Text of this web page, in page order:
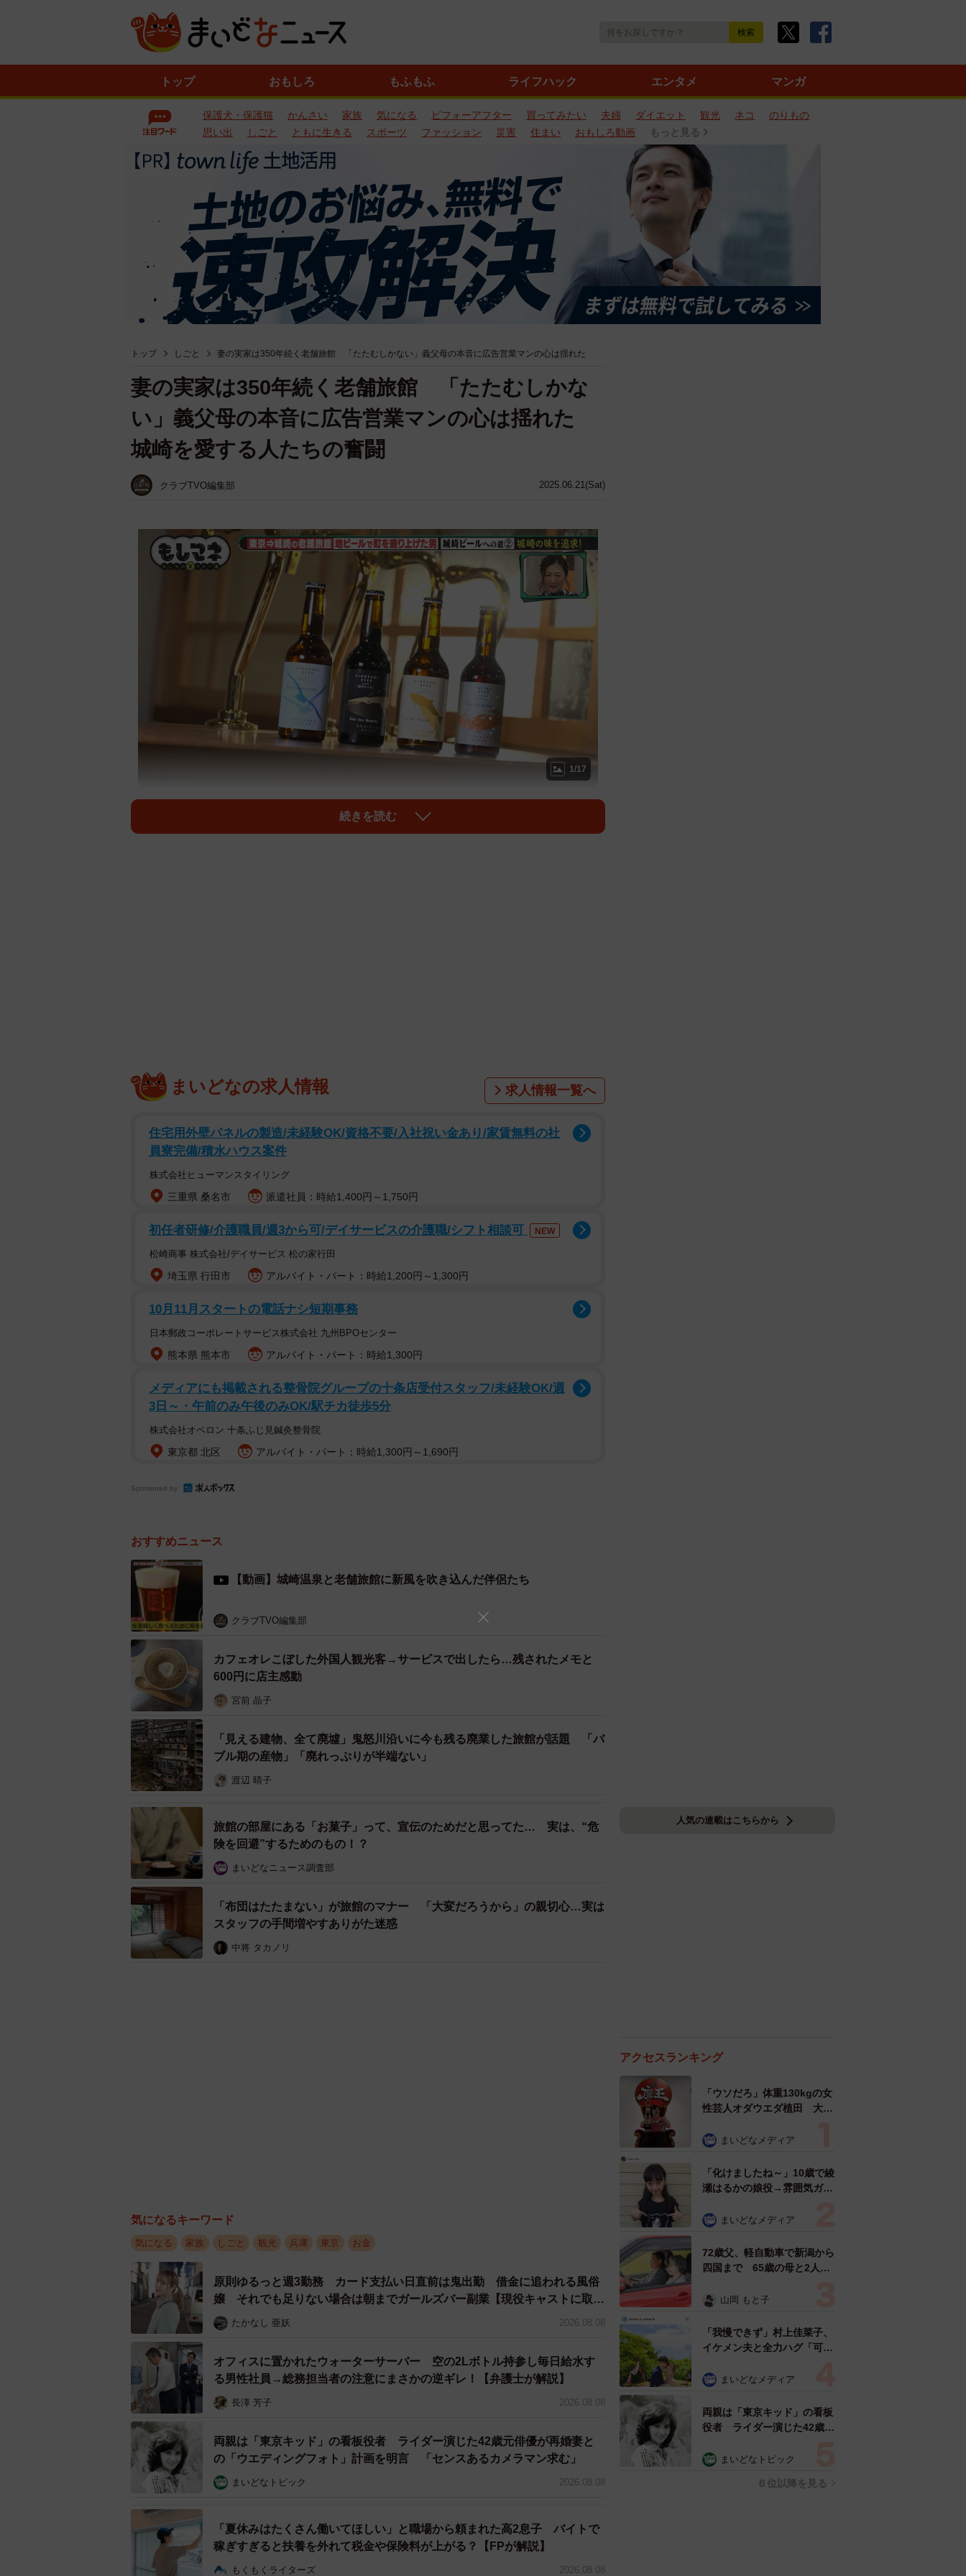
トップ おもしろ もふもふ ライフハック エンタメ マンガ
保護犬・保護猫 かんさい 家族 気になる ビフォーアフター 買ってみたい 夫婦 ダイエット 観光 ネコ
のりもの
思い出
しごと ともに生きる スポーツ ファッション 災害 住まい おもしろ動画 もっと見る
トップ しごと 妻の実家は350年続く老舗旅館 「たたむしかない」義父母の本音に広告営業マンの心は揺れた
2025.06.21(Sat)
妻の実家は350年続く老舗旅館 「たたむしかな
い」義父母の本音に広告営業マンの心は揺れた
城崎を愛する人たちの奮闘
クラブTVO編集部
1/17
風味豊かな4種類の地ビール ©テレビ大阪
国内外から人気の高い関西の温泉地「城崎温泉」。そんな城崎温泉の賑わいの背景には、地
【ドラマ】城崎温泉♨老舗旅館に新風を吹き込んだ伴侶達！絶品カニに合う「地○○」物語【もしマネ】©テレビ
広告営業マンから350年続く老舗旅館の社長へ
話を伺ったのは「山本屋」社長で高宮浩之さんと女将の美奈さん。
3/17
卒業後、浩之さんは東京で広告会社の営業マンとして勤務©テレビ大阪
二人は学生時代に知り合い、卒業後、浩之さんは東京で広告会社の営業マンとして働いてい
ました。一方、「山本屋」の3姉妹の長女だった美奈さんは、京都の旅館に就職。その後結
婚します。
美奈さんの実家「山本屋」は、江戸時代に創業し、350年以上続く老舗旅館。目の前には
「城崎温泉」のシンボルである柳並木があり、外湯めぐりもしやすい好立地にあります。
そんなある日、「山本屋」に帰省した際に、「継いでくれる人がいないからたたむしかな
い」という妻の両親の本音を知った浩之さん。「300年も続くこの旅館をたたんでしまって
いいのか」と悩んだ末に旅館を継ぐことを決意、1993年に城崎へ移住します。
ピンチを乗り越え、愛され続ける「城崎ビール」。誕生のきっかけは法律改
正！
続きを読む
まいどなの求人情報 求人情報一覧へ
住宅用外壁パネルの製造/未経験OK/資格不要/入社祝い金あり/家賃無料の社
員寮完備/積水ハウス案件
株式会社ヒューマンスタイリング
三重県 桑名市 派遣社員：時給1,400円～1,750円
初任者研修/介護職員/週3から可/デイサービスの介護職/シフト相談可 NEW
松崎商事 株式会社/デイサービス 松の家行田
埼玉県 行田市 アルバイト・パート：時給1,200円～1,300円
10月11月スタートの電話ナシ短期事務
日本郵政コーポレートサービス株式会社 九州BPOセンター
熊本県 熊本市 アルバイト・パート：時給1,300円
メディアにも掲載される整骨院グループの十条店受付スタッフ/未経験OK/週
3日～・午前のみ午後のみOK/駅チカ徒歩5分
株式会社オベロン 十条ふじ見鍼灸整骨院
東京都 北区 アルバイト・パート：時給1,300円～1,690円
Sponsored by
おすすめニュース
【動画】城崎温泉と老舗旅館に新風を吹き込んだ伴侶たち
クラブTVO編集部
カフェオレこぼした外国人観光客→サービスで出したら…残されたメモと
600円に店主感動
宮前 晶子
「見える建物、全て廃墟」鬼怒川沿いに今も残る廃業した旅館が話題 「バ
ブル期の産物」「廃れっぷりが半端ない」
渡辺 晴子
旅館の部屋にある「お菓子」って、宣伝のためだと思ってた… 実は、“危
険を回避”するためのもの！？
まいどなニュース調査部
「布団はたたまない」が旅館のマナー 「大変だろうから」の親切心…実は
スタッフの手間増やすありがた迷惑
中将 タカノリ
気になるキーワード
気になる 家族 しごと 観光 兵庫 東京 お金
原則ゆるっと週3勤務 カード支払い日直前は鬼出勤 借金に追われる風俗
嬢 それでも足りない場合は朝までガールズバー副業【現役キャストに取
材】
たかなし 亜妖 2026.08.08
オフィスに置かれたウォーターサーバー 空の2Lボトル持参し毎日給水す
る男性社員→総務担当者の注意にまさかの逆ギレ！【弁護士が解説】
長澤 芳子 2026.08.08
両親は「東京キッド」の看板役者 ライダー演じた42歳元俳優が再婚妻と
の「ウエディングフォト」計画を明言 「センスあるカメラマン求む」
まいどなトピック 2026.08.08
「夏休みはたくさん働いてほしい」と職場から頼まれた高2息子 バイトで
稼ぎすぎると扶養を外れて税金や保険料が上がる？【FPが解説】
もくもくライターズ 2026.08.08
人気の連載はこちらから
アクセスランキング
「ウソだろ」体重130kgの女
性芸人オダウエダ植田 大学
で」 まいどなメディア
「化けましたね～」10歳で綾
瀬はるかの娘役→雰囲気ガラ
雰囲気が」「宝塚に入れそ
まいどなメディア
72歳父、軽自動車で新潟から
四国まで 65歳の母と2人で
憩まで分刻み… 「大学生で
山岡 もと子
「我慢できず」村上佳菜子、
イケメン夫と全力ハグ「可愛
まいどなメディア
両親は「東京キッド」の看板
役者 ライダー演じた42歳元
ングフォト」計画を明言
まいどなトピック
６位以降を見る